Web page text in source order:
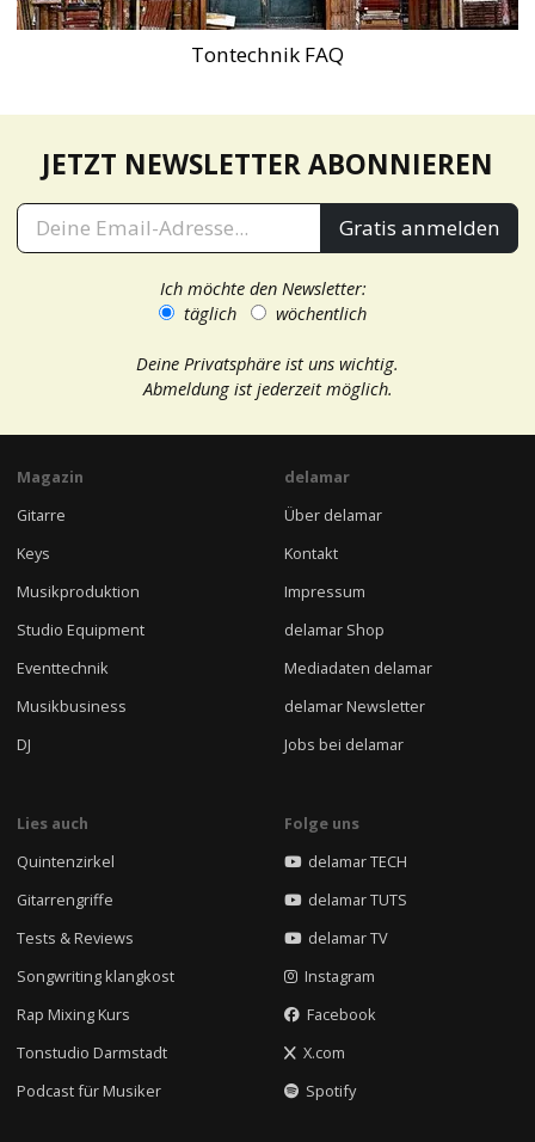
Tontechnik FAQ
JETZT NEWSLETTER ABONNIEREN
Gratis anmelden
Ich möchte den Newsletter:
täglich
wöchentlich
Deine Privatsphäre ist uns wichtig.
Abmeldung ist jederzeit möglich.
Magazin
Gitarre
Keys
Musikproduktion
Studio Equipment
Eventtechnik
Musikbusiness
DJ
delamar
Über delamar
Kontakt
Impressum
delamar Shop
Mediadaten delamar
delamar Newsletter
Jobs bei delamar
Lies auch
Quintenzirkel
Gitarrengriffe
Tests & Reviews
Songwriting klangkost
Rap Mixing Kurs
Tonstudio Darmstadt
Podcast für Musiker
Folge uns
delamar TECH
delamar TUTS
delamar TV
Instagram
Facebook
X.com
Spotify